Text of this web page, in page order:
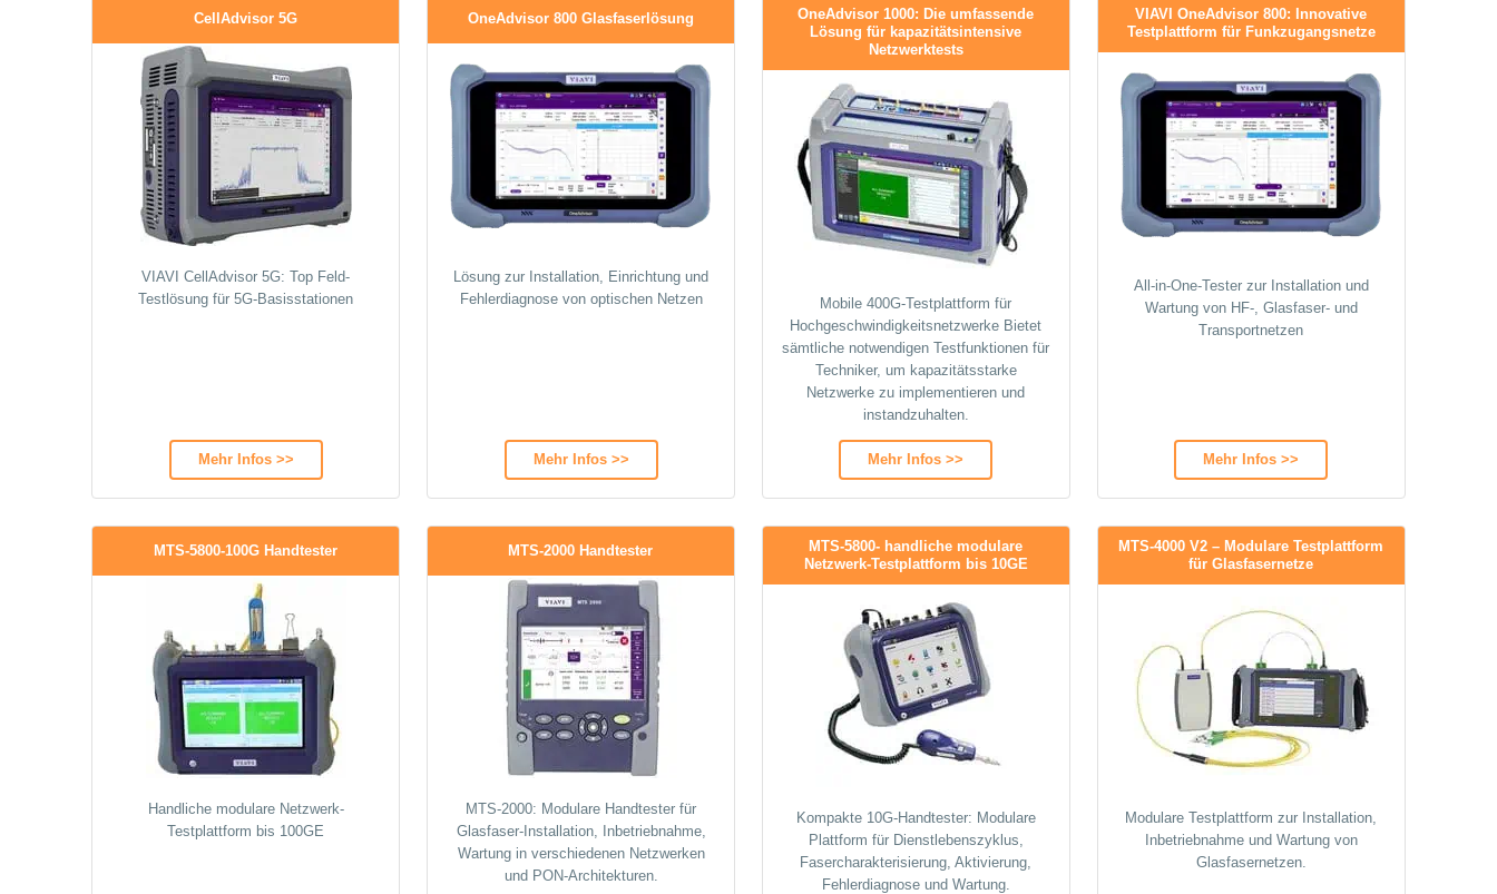
CellAdvisor 5G
VIAVI CellAdvisor 5G: Top Feld-
Testlösung für 5G-Basisstationen
Mehr Infos >>
OneAdvisor 800 Glasfaserlösung
Lösung zur Installation, Einrichtung und
Fehlerdiagnose von optischen Netzen
Mehr Infos >>
OneAdvisor 1000: Die umfassende
Lösung für kapazitätsintensive
Netzwerktests
Mobile 400G-Testplattform für
Hochgeschwindigkeitsnetzwerke Bietet
sämtliche notwendigen Testfunktionen für
Techniker, um kapazitätsstarke
Netzwerke zu implementieren und
instandzuhalten.
Mehr Infos >>
VIAVI OneAdvisor 800: Innovative
Testplattform für Funkzugangsnetze
All-in-One-Tester zur Installation und
Wartung von HF-, Glasfaser- und
Transportnetzen
Mehr Infos >>
MTS-5800-100G Handtester
Handliche modulare Netzwerk-
Testplattform bis 100GE
MTS-2000 Handtester
MTS-2000: Modulare Handtester für
Glasfaser-Installation, Inbetriebnahme,
Wartung in verschiedenen Netzwerken
und PON-Architekturen.
MTS-5800- handliche modulare
Netzwerk-Testplattform bis 10GE
Kompakte 10G-Handtester: Modulare
Plattform für Dienstlebenszyklus,
Fasercharakterisierung, Aktivierung,
Fehlerdiagnose und Wartung.
MTS-4000 V2 – Modulare Testplattform
für Glasfasernetze
Modulare Testplattform zur Installation,
Inbetriebnahme und Wartung von
Glasfasernetzen.